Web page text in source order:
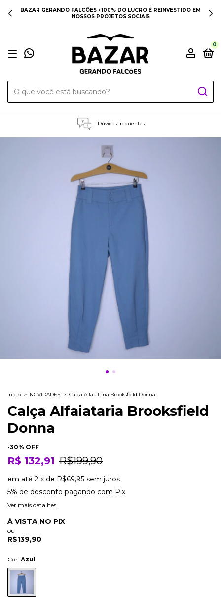
BAZAR GERANDO FALCÕES • 100% DO LUCRO É REINVESTIDO EM
NOSSOS PROJETOS SOCIAIS
0
Dúvidas frequentes
Início > NOVIDADES > Calça Alfaiataria Brooksfield Donna
Calça Alfaiataria Brooksfield
Donna
-30% OFF
R$ 132,91 R$199,90
em até 2 x de R$69,95 sem juros
5% de desconto pagando com Pix
Ver mais detalhes
À VISTA NO PIX
ou
R$139,90
Cor: Azul